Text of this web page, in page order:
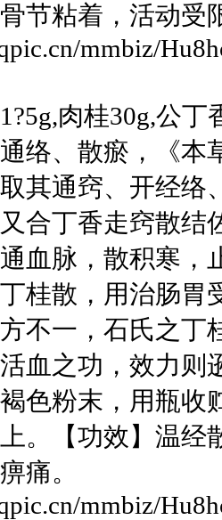
节粘着，活动受
mmbiz/
1?5g,肉桂30g,公
络、散瘀，《
其通窍、开经络
合丁香走窍散结
血脉，散积寒，
桂散，用治肠胃
不一，石氏之丁
血之功，效力则
色粉末，用瓶收
。【功效】温经
痛。
mmbiz/